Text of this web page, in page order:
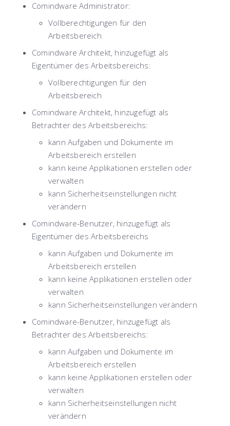
Comindware Administrator:
Vollberechtigungen für den
Arbeitsbereich
Comindware Architekt, hinzugefügt als
Eigentümer des Arbeitsbereichs:
Vollberechtigungen für den
Arbeitsbereich
Comindware Architekt, hinzugefügt als
Betrachter des Arbeitsbereichs:
kann Aufgaben und Dokumente im
Arbeitsbereich erstellen
kann keine Applikationen erstellen oder
verwalten
kann Sicherheitseinstellungen nicht
verändern
Comindware-Benutzer, hinzugefügt als
Eigentümer des Arbeitsbereichs
kann Aufgaben und Dokumente im
Arbeitsbereich erstellen
kann keine Applikationen erstellen oder
verwalten
kann Sicherheitseinstellungen verändern
Comindware-Benutzer, hinzugefügt als
Betrachter des Arbeitsbereichs:
kann Aufgaben und Dokumente im
Arbeitsbereich erstellen
kann keine Applikationen erstellen oder
verwalten
kann Sicherheitseinstellungen nicht
verändern